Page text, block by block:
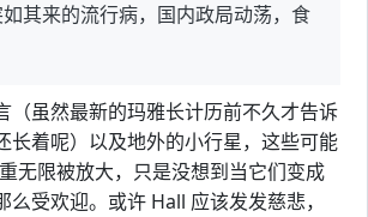
其来的流行病，国内政局动荡，食
（虽然最新的玛雅长计历前不久才告诉
长着呢）以及地外的小行星，这些可能
无限被放大，只是没想到当它们变成
么受欢迎。或许 Hall 应该发发慈悲，